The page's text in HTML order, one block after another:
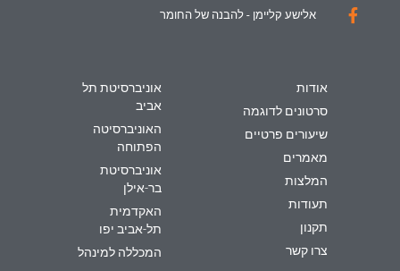
אלישע קליימן - להבנה של החומר
אודות
סרטונים לדוגמה
שיעורים פרטיים
מאמרים
המלצות
תעודות
תקנון
צרו קשר
אוניברסיטת תל
אביב
האוניברסיטה
הפתוחה
אוניברסיטת
בר-אילן
האקדמית
תל-אביב יפו
המכללה למינהל